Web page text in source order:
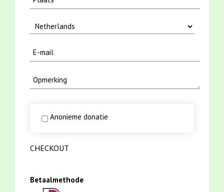
Anonieme donatie
CHECKOUT
Betaalmethode